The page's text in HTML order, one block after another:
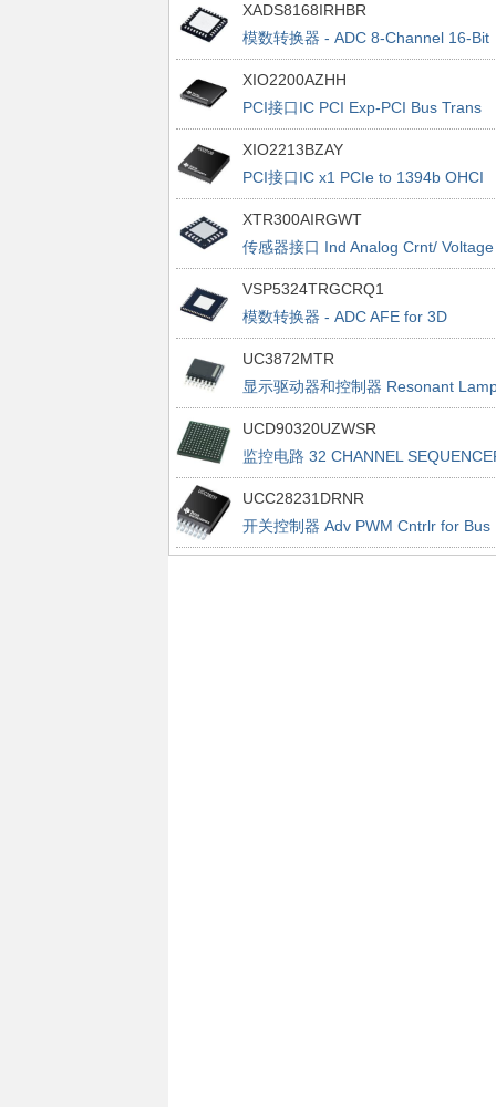
XADS8168IRHBR
模数转换器 - ADC 8-Channel 16-Bit
1MSPS SAR ADC With Easy-to-
XIO2200AZHH
PCI接口IC PCI Exp-PCI Bus Trans
Bridge
XIO2213BZAY
PCI接口IC x1 PCIe to 1394b OHCI
Host cntrlr
XTR300AIRGWT
传感器接口 Ind Analog Crnt/ Voltage
Output Drv
VSP5324TRGCRQ1
模数转换器 - ADC AFE for 3D
UC3872MTR
显示驱动器和控制器 Resonant
Ballast Controller
UCD90320UZWSR
监控电路 32 CHANNEL
UCC28231DRNR
开关控制器 Adv PWM Cntrlr for Bus
Cnvrtrs